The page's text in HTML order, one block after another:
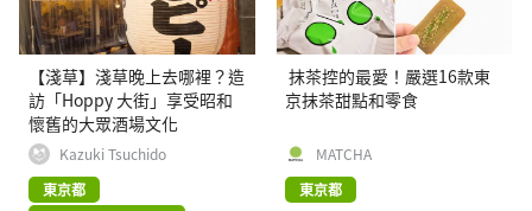
【淺草】淺草晚上去哪裡？造
訪「Hoppy 大街」享受昭和
懷舊的大眾酒場文化
Kazuki Tsuchido
東京都
抹茶控的最愛！嚴選16款東
京抹茶甜點和零食
MATCHA
東京都